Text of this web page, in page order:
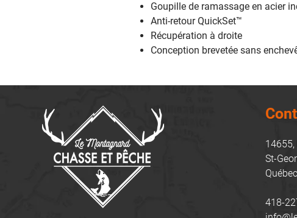
Goupille de ramassage en acier
Anti-retour QuickSet™
Récupération à droite
Conception brevetée sans
St-
418-